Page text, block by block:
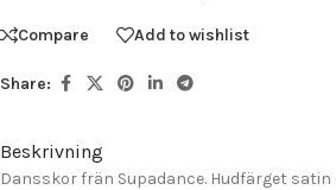
Compare Add to wishlist
Share:
Beskrivning
Dansskor frän Supadance. Hudfärget